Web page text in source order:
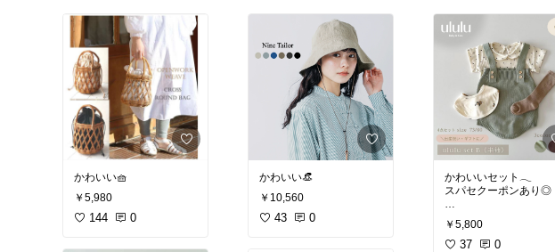
かわいい🧺
￥5,980
144 0
かわいい👒
￥10,560
43 0
かわいいセット𓂃
スパセクーポンあり◎
#韓国子供服
外子供服 #キッズコーデ
￥5,800
37 0